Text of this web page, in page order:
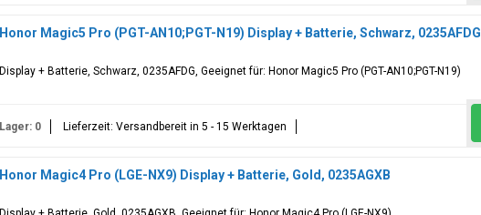
Honor Magic5 Pro (PGT-AN10;PGT-N19) Display + Batterie, Schwarz, 0235AFDG
Display + Batterie, Schwarz, 0235AFDG, Geeignet für: Honor Magic5 Pro (PGT-AN10;PGT-N19)
Lager: 0 Lieferzeit: Versandbereit in 5 - 15 Werktagen
Honor Magic4 Pro (LGE-NX9) Display + Batterie, Gold, 0235AGXB